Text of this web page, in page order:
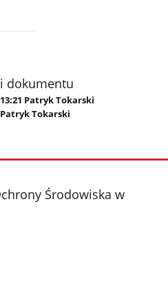
dokumentu
13:21 Patryk Tokarski
Patryk Tokarski
Środowiska w